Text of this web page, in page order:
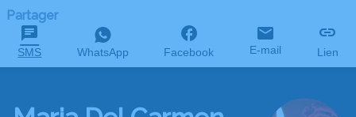
Partager
SMS WhatsApp Facebook E-mail Lien